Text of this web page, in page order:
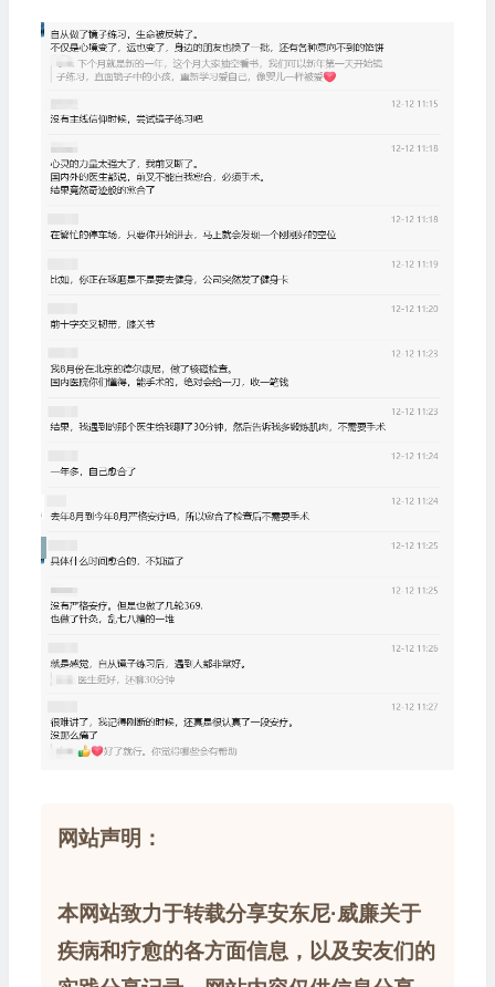
网站声明：
本网站致力于转载分享安东尼·威廉关于
疾病和疗愈的各方面信息，以及安友们的